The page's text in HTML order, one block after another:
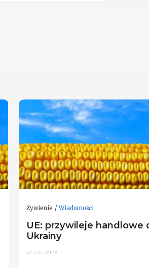
Żywienie Wiadomości
UE: przywileje handlowe
Ukrainy
12-cze-2023